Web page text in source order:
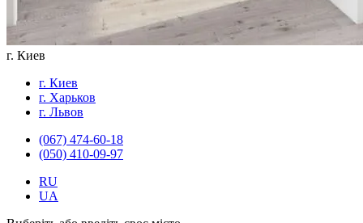
г. Киев
г. Киев
г. Харьков
г. Львов
(067) 474-60-18
(050) 410-09-97
RU
UA